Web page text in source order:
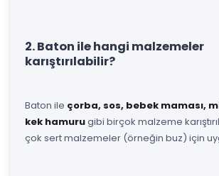
2. Baton ile hangi malzemeler
karıştırılabilir?
Baton ile çorba, sos, bebek maması,
kek hamurugibi birçok malzeme
çok sert malzemeler (örneğin buz) için